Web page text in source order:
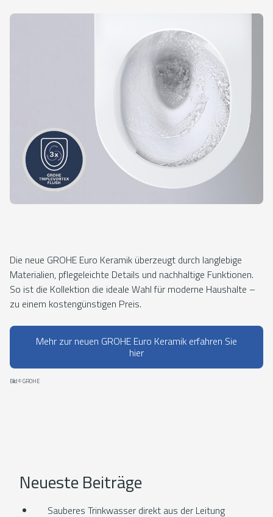
Die neue GROHE Euro Keramik überzeugt durch langlebige
Materialien, pflegeleichte Details und nachhaltige Funktionen.
So ist die Kollektion die ideale Wahl für moderne Haushalte –
zu einem kostengünstigen Preis.
Mehr zur neuen GROHE Euro Keramik erfahren Sie
hier
Bild © GROHE
Neueste Beiträge
Sauberes Trinkwasser direkt aus der Leitung